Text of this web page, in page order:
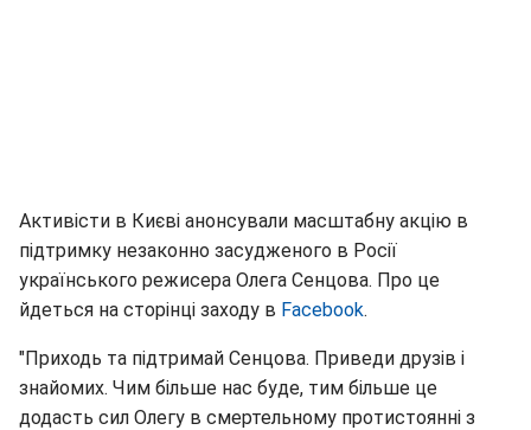
Активісти в Києві анонсували масштабну акцію в
підтримку незаконно засудженого в Росії
українського режисера Олега Сенцова. Про це
йдеться на сторінці заходу в Facebook.
"Приходь та підтримай Сенцова. Приведи друзів і
знайомих. Чим більше нас буде, тим більше це
додасть сил Олегу в смертельному протистоянні з